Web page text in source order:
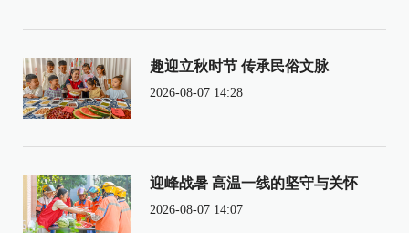
趣迎立秋时节 传承民俗文脉
2026-08-07 14:28
迎峰战暑 高温一线的坚守与关怀
2026-08-07 14:07